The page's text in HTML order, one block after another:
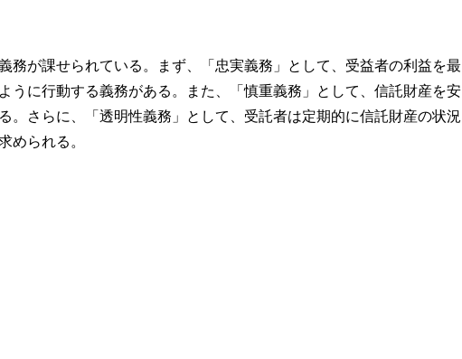
務が課せられている。まず、「忠実義務」として、受益者の利益を最
うに行動する義務がある。また、「慎重義務」として、信託財産を安
。さらに、「透明性義務」として、受託者は定期的に信託財産の状況
められる。